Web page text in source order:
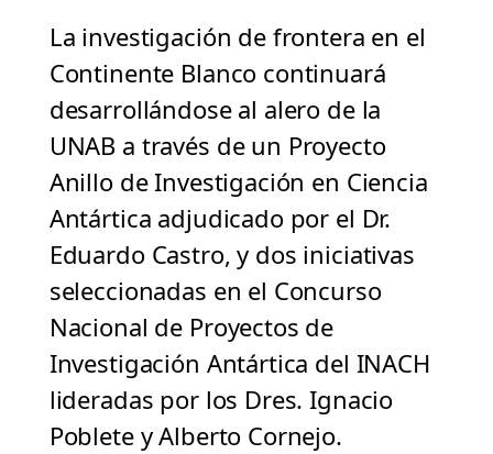
La investigación de frontera en el
Continente Blanco continuará
desarrollándose al alero de la
UNAB a través de un Proyecto
Anillo de Investigación en Ciencia
Antártica adjudicado por el Dr.
Eduardo Castro, y dos iniciativas
seleccionadas en el Concurso
Nacional de Proyectos de
Investigación Antártica del INACH
lideradas por los Dres. Ignacio
Poblete y Alberto Cornejo.